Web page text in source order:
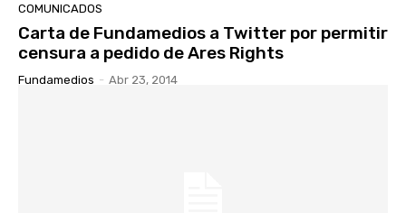
COMUNICADOS
Carta de Fundamedios a Twitter por permitir
censura a pedido de Ares Rights
Fundamedios - Abr 23, 2014